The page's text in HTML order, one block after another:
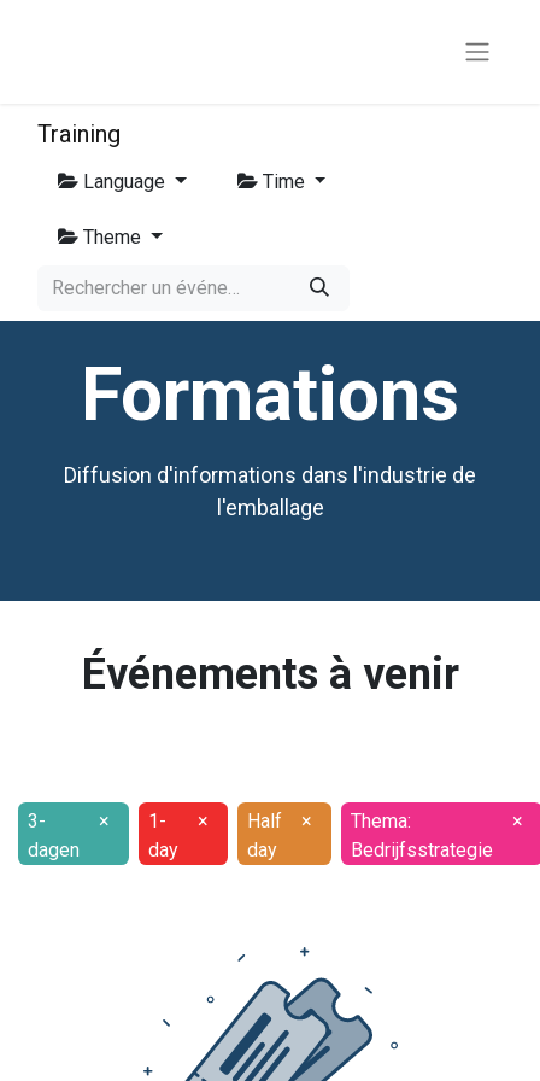
Training
Language Time
Theme
Formations
Diffusion d'informations dans l'industrie de
l'emballage
Événements à venir
3-
dagen
×
1-
day
×
Half
day
×
Thema:
Bedrijfsstrategie
×